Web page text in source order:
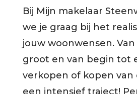
Bij Mijn makelaar
we je graag bij het
jouw woonwensen.
groot en van begin tot
verkopen of kopen van
een intensief traject!